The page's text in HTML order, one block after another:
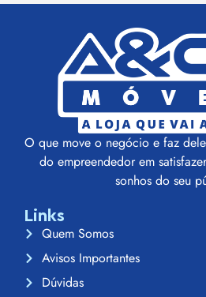
O que move o negócio e faz
do empreendedor em
sonhos do seu
Links
Quem Somos
Avisos Importantes
Dúvidas